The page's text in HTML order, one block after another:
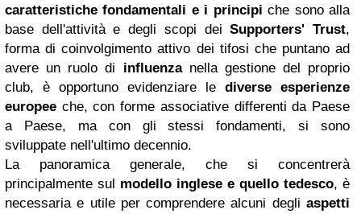
caratteristiche fondamentali e i principi che sono alla
base dell'attività e degli scopi deiSupporters' Trust,
forma di coinvolgimento attivo dei tifosi che puntano ad
avere un ruolo di influenzanella gestione del proprio
club, è opportuno evidenziare le diverse esperienze
europee che, con forme associative differenti da Paese
a Paese, ma con gli stessi fondamenti, si sono
sviluppate nell'ultimo decennio.
La panoramica generale, che si concentrerà
principalmente sul modello inglese e quello tedesco, è
necessaria e utile per comprendere alcuni degli aspetti